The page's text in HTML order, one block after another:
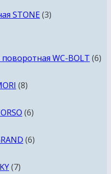
STONE 3товара
WC-BOLT 66
88
66
66
77